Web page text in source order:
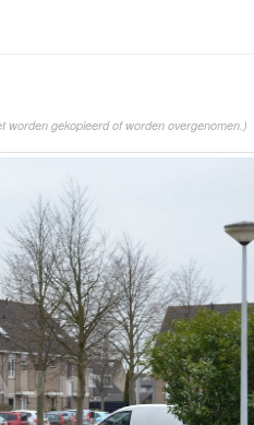
worden gekopieerd of worden overgenomen.)